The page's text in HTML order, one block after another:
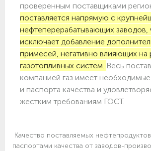
проверенным поставщиками
поставляется напрямую с
нефтеперерабатывающих заводов,
исключает добавление
примесей, негативно влияющих на
газотопливных систем. Весь
компанией газ имеет
и паспорта качества и
жестким требованиям ГОСТ.
Качество поставляемых
паспортами качества от заводов-